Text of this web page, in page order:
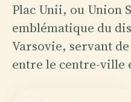
Plac Unii, ou Union
emblématique du
Varsovie, servant
entre le centre-ville